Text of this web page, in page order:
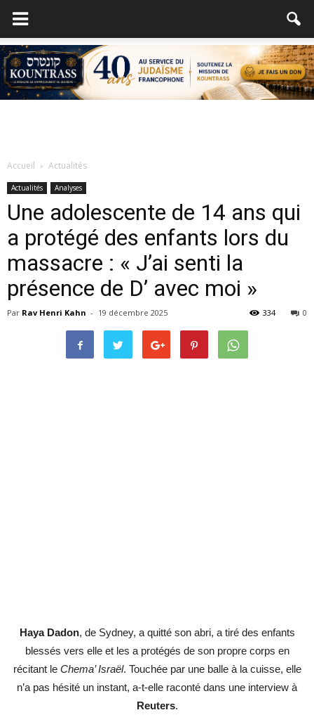
Accueil Actualités
Actualités Analyses
Une adolescente de 14 ans qui
a protégé des enfants lors du
massacre : « J’ai senti la
présence de D’ avec moi »
Par Rav Henri Kahn - 19 décembre 2025 0
334
Haya Dadon, de Sydney, a quitté son abri, a tiré des enfants
blessés vers elle et les a protégés de son propre corps en
récitant le Chema’ Israël. Touchée par une balle à la cuisse, elle
n’a pas hésité un instant, a-t-elle raconté dans une interview à
Reuters.